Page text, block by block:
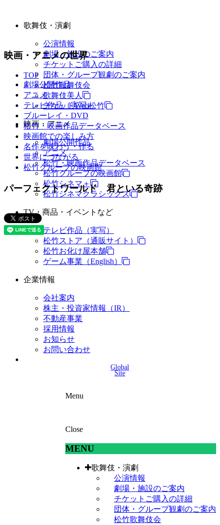
歌舞伎・演劇
公演情報
劇場・施設のご案内
チケットご購入の詳細
団体・グループ観劇のご案内
松竹歌舞伎会
歌舞伎美人
チケットWeb松竹
映画・アニメ
劇場公開作品
アニメ
松竹・映画作品データベース
松竹グループの映画館
松竹シネマ＋
松竹シネマクラシックス
TV・商品・イベントなど
テレビ作品（実写）
松竹ストア（通販サイト）
松竹お化け屋本舗
ゲーム事業（English）
企業情報
会社案内
株主・投資家情報（IR）
不動産事業
採用情報
お知らせ
お問い合わせ
Global
Site
Menu
Close
MENU
歌舞伎・演劇
公演情報
劇場・施設のご案内
チケットご購入の詳細
団体・グループ観劇のご案内
松竹歌舞伎会
映画・アニメの世界
TOP
劇場公開作品
アニメ
テレビ作品（実写）
ブルーレイ・DVD
松竹・映画作品データベース
映画館での楽しみ方
名作を味わう・作る
世界につながる
松竹グループの映画館
パーフェクトワールド 君といる奇跡